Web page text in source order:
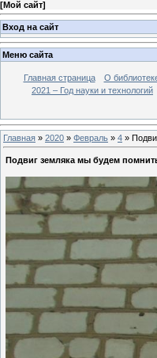
[Мой сайт]
Вход на сайт
Меню сайта
Главная страница О
2021 – Год науки и технологий
Главная » 2020 » Февраль » 4 »
Подвиг земляка мы будем